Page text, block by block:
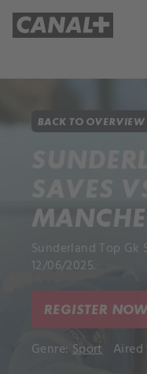
BACK TO OVERVIEW
Sunderland Top Gk
12/06/2025.
REGISTER
Genre: Sport Aired